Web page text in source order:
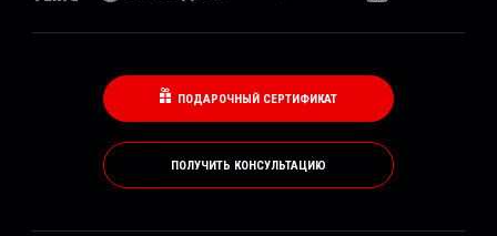
ПОДАРОЧНЫЙ СЕРТИФИКАТ
ПОЛУЧИТЬ КОНСУЛЬТАЦИЮ